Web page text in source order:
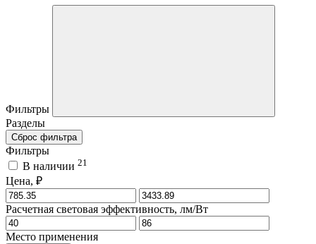
Фильтры
Разделы
Сброс фильтра
Фильтры
В наличии 21
Цена, ₽
Расчетная световая эффективность, лм/Вт
Место применения